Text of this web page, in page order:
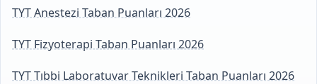
TYT Anestezi Taban Puanları 2026
TYT Fizyoterapi Taban Puanları 2026
TYT Tıbbi Laboratuvar Teknikleri Taban Puanları 2026